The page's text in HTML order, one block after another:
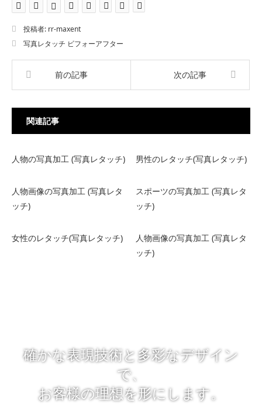
投稿者: rr-maxent
写真レタッチ ビフォーアフター
前の記事 次の記事
関連記事
人物の写真加工 (写真レタッチ) 男性のレタッチ(写真レタッチ)
人物画像の写真加工 (写真レタ
ッチ)
スポーツの写真加工 (写真レタ
ッチ)
女性のレタッチ(写真レタッチ)
人物画像の写真加工 (写真レタ
ッチ)
確かな表現技術と多彩なデザイン
で、
お客様の理想を形にします。